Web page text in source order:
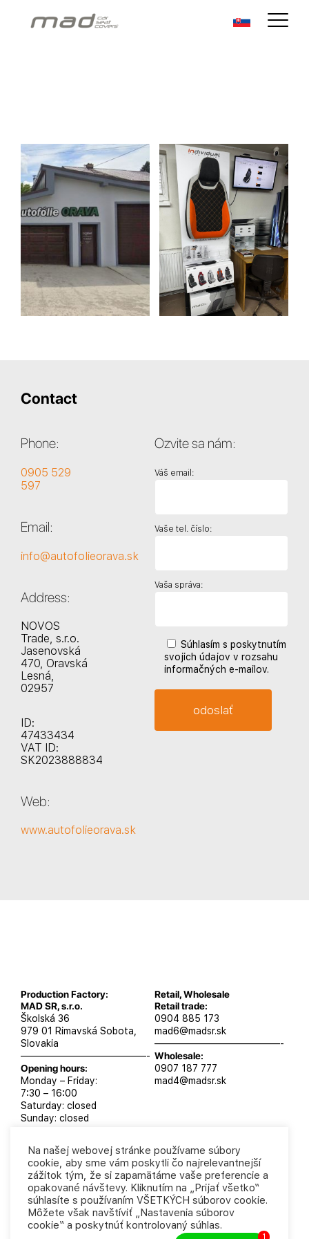
Contact
Phone:
0905 529
597
Email:
info@autofolieorava.sk
Address:
NOVOS
Trade, s.r.o.
Jasenovská
470, Oravská
Lesná,
02957
ID:
47433434
VAT ID:
SK2023888834
Web:
www.autofolieorava.sk
Ozvite sa nám:
Váš email:
Vaše tel. číslo:
Vaša správa:
Súhlasím s poskytnutím
svojich údajov v rozsahu
informačných e-mailov.
Production Factory:
MAD SR, s.r.o.
Školská 36
979 01 Rimavská Sobota,
Slovakia
—————————————-
Opening hours:
Monday – Friday:
7:30 – 16:00
Saturday: closed
Sunday: closed
Retail, Wholesale
Retail trade:
0904 885 173
mad6@madsr.sk
—————————————-
Wholesale:
0907 187 777
mad4@madsr.sk
MAD SR, s.r.o. 2025 Privacy Policy
Business
conditions
Na našej webovej stránke používame súbory
cookie, aby sme vám poskytli čo najrelevantnejší
zážitok tým, že si zapamätáme vaše preferencie a
opakované návštevy. Kliknutím na „Prijať všetko“
súhlasíte s používaním VŠETKÝCH súborov cookie.
Môžete však navštíviť „Nastavenia súborov
cookie“ a poskytnúť kontrolovaný súhlas.
1